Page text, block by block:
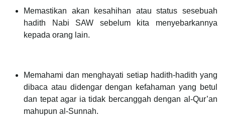
Memastikan akan kesahihan atau status sesebuah
hadith Nabi SAW sebelum kita menyebarkannya
kepada orang lain.
Memahami dan menghayati setiap hadith-hadith yang
dibaca atau didengar dengan kefahaman yang betul
dan tepat agar ia tidak bercanggah dengan al-Qur’an
mahupun al-Sunnah.